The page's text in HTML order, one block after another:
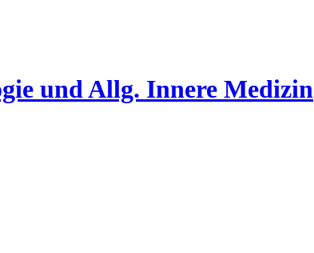
und Allg. Innere Medizin